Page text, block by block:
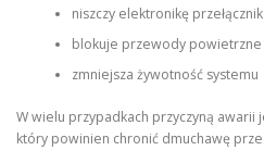
niszczy elektronikę
blokuje przewody powietrzne
zmniejsza żywotność systemu
W wielu przypadkach przyczyną
który powinien chronić dmuchawę